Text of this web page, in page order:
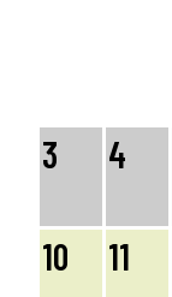
3 4
10 11